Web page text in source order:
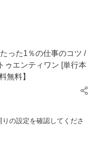
った1％の仕事のコツ /
ゥエンティワン [単行本
無料】
の設定を確認してくださ